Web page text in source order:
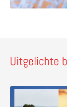
Uitgelichte
Lees meer